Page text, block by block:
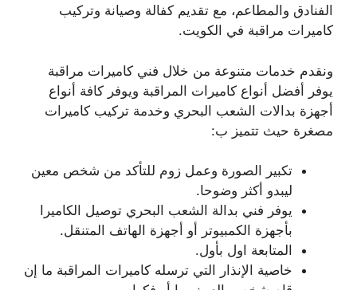
الفنادق والمطاعم، مع تقديم كفالة وصيانة وتركيب
كاميرات مراقبة في الكويت.
ونقدم خدمات متنوعة من خلال فني كاميرات مراقبة
يوفر أفضل أنواع كاميرات المراقبة ويوفر كافة أنواع
أجهزة بدالات الشعب البحري وخدمة تركيب كاميرات
مصغرة حيث تتميز ب:
تكبير الصورة وعمل زوم للتأكد من شخص معين
ليبدو أكثر وضوحا.
يوفر فني بدالة الشعب البحري توصيل الكاميرا
بأجهزة الكمبيوتر أو أجهزة الهاتف المتنقل.
المتابعة اول بأول.
خاصية الإنذار التي ترسله كاميرات المراقبة ما إن